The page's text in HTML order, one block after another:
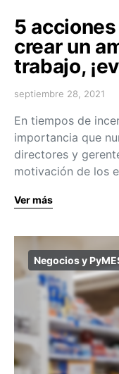
5
crear un
trabajo,
septiembre 28, 2021
En tiempos de
importancia que
directores y
motivación de los
Ver más
Negocios y